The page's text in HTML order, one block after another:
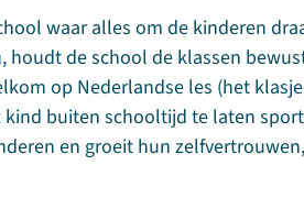
waar alles om de kinderen
houdt de school de klassen
op Nederlandse les (het
buiten schooltijd te laten
en groeit hun